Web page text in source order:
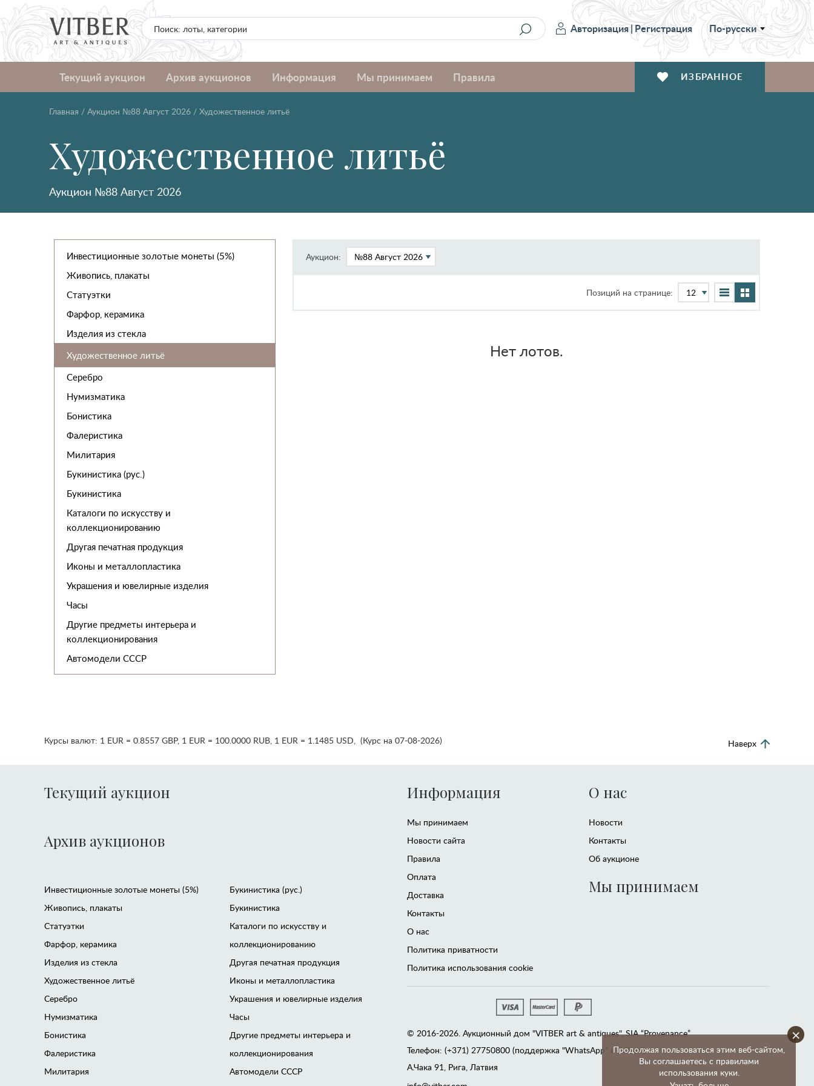
Авторизация|Регистрация По-русски
Текущий аукцион Архив аукционов Информация Мы принимаем Правила ИЗБРАННОЕ
Главная / Аукцион №88 Август 2026 / Художественное литьё
Художественное литьё
Аукцион №88 Август 2026
Инвестиционные золотые монеты (5%)
Живопись, плакаты
Статуэтки
Фарфор, керамика
Изделия из стекла
Художественное литьё
Серебро
Нумизматика
Бонистика
Фалеристика
Милитария
Букинистика (рус.)
Букинистика
Каталоги по искусству и
коллекционированию
Другая печатная продукция
Иконы и металлопластика
Украшения и ювелирные изделия
Часы
Другие предметы интерьера и
коллекционирования
Автомодели CCCР
Аукцион:
Позиций на странице:
Нет лотов.
Продолжая пользоваться этим веб-сайтом,
Вы соглашаетесь с правилами
использования куки.
×
Курсы валют: 1 EUR = 0.8557 GBP, 1 EUR = 100.0000 RUB, 1 EUR = 1.1485 USD, (Курс на 07-08-2026) Наверх
Текущий аукцион
Архив аукционов
Инвестиционные золотые монеты (5%)
Живопись, плакаты
Статуэтки
Фарфор, керамика
Изделия из стекла
Художественное литьё
Серебро
Нумизматика
Бонистика
Фалеристика
Милитария
Букинистика (рус.)
Букинистика
Каталоги по искусству и
коллекционированию
Другая печатная продукция
Иконы и металлопластика
Украшения и ювелирные изделия
Часы
Другие предметы интерьера и
коллекционирования
Автомодели CCCР
Информация
Мы принимаем
Новости сайта
Правила
Оплата
Доставка
Контакты
О нас
Политика приватности
Политика использования cookie
О нас
Новости
Контакты
Об аукционе
Мы принимаем
© 2016-2026. Аукционный дом "VITBER art & antiques", SIA “Provenance”
Телефон: (+371) 27750800 (поддержка "WhatsApp" и "Viber")
А.Чака 91, Рига, Латвия